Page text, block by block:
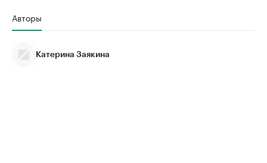
Авторы
Катерина Заякина